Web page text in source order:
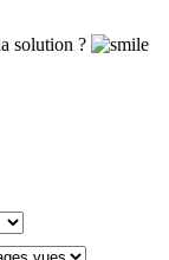
solution ?